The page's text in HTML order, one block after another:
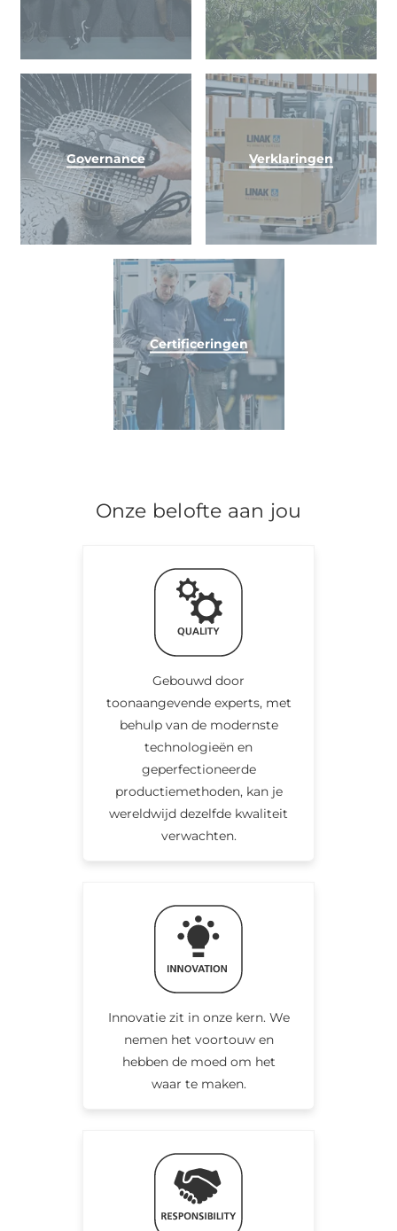
Governance Verklaringen
Certificeringen
Onze belofte aan jou
Gebouwd door
toonaangevende experts, met
behulp van de modernste
technologieën en
geperfectioneerde
productiemethoden, kan je
wereldwijd dezelfde kwaliteit
verwachten.
Innovatie zit in onze kern. We
nemen het voortouw en
hebben de moed om het
waar te maken.